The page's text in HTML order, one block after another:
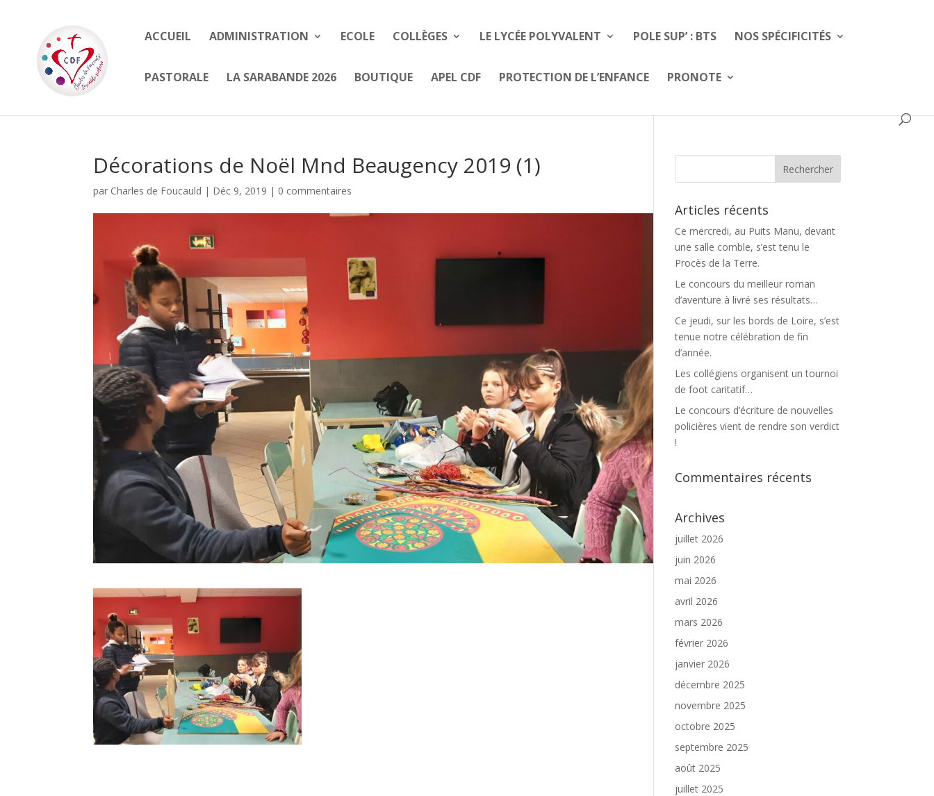
ACCUEIL ADMINISTRATION ECOLE COLLÈGES LE LYCÉE POLYVALENT POLE SUP’ : BTS NOS SPÉCIFICITÉS
PASTORALE LA SARABANDE 2026 BOUTIQUE APEL CDF PROTECTION DE L’ENFANCE PRONOTE
Décorations de Noël Mnd Beaugency 2019 (1)
par Charles de Foucauld | Déc 9, 2019 | 0 commentaires
Articles récents
Ce mercredi, au Puits Manu, devant
une salle comble, s’est tenu le
Procès de la Terre.
Le concours du meilleur roman
d’aventure à livré ses résultats…
Ce jeudi, sur les bords de Loire, s’est
tenue notre célébration de fin
d’année.
Les collégiens organisent un tournoi
de foot caritatif…
Le concours d’écriture de nouvelles
policières vient de rendre son verdict
!
Commentaires récents
Archives
juillet 2026
juin 2026
mai 2026
avril 2026
mars 2026
février 2026
janvier 2026
décembre 2025
novembre 2025
octobre 2025
septembre 2025
août 2025
juillet 2025